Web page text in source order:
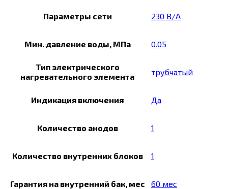
Параметры сети 230 В/А
Мин. давление воды, МПа 0.05
Тип электрического
нагревательного элемента
трубчатый
Индикация включения Да
Количество анодов 1
Количество внутренних блоков 1
Гарантия на внутренний бак, мес 60 мес